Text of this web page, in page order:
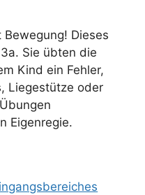
Dieses
Sie übten die
Kind ein Fehler,
Liegestütze oder
Eigenregie.